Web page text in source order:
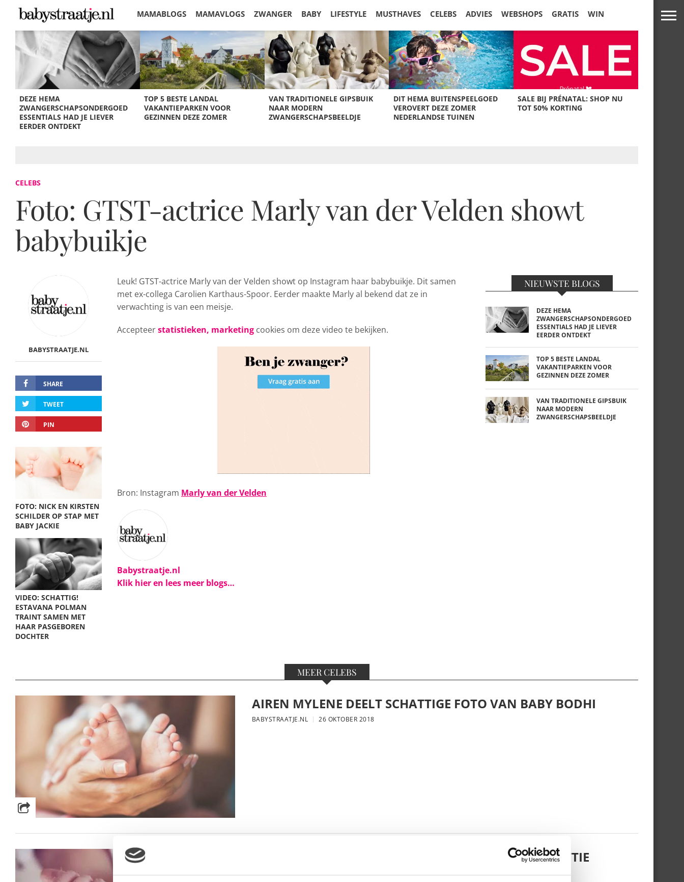
MAMABLOGS MAMAVLOGS ZWANGER BABY LIFESTYLE MUSTHAVES CELEBS ADVIES WEBSHOPS GRATIS WIN
KORTINGEN
DEZE HEMA
ZWANGERSCHAPSONDERGOED
ESSENTIALS HAD JE LIEVER
EERDER ONTDEKT
TOP 5 BESTE LANDAL
VAKANTIEPARKEN VOOR
GEZINNEN DEZE ZOMER
VAN TRADITIONELE GIPSBUIK
NAAR MODERN
ZWANGERSCHAPSBEELDJE
DIT HEMA BUITENSPEELGOED
VEROVERT DEZE ZOMER
NEDERLANDSE TUINEN
SALE BIJ PRÉNATAL: SHOP NU
TOT 50% KORTING
CELEBS
Foto: GTST-actrice Marly van der Velden showt
babybuikje
BABYSTRAATJE.NL
SHARE
TWEET
PIN
FOTO: NICK EN KIRSTEN
SCHILDER OP STAP MET
BABY JACKIE
VIDEO: SCHATTIG!
ESTAVANA POLMAN
TRAINT SAMEN MET
HAAR PASGEBOREN
DOCHTER
Leuk! GTST-actrice Marly van der Velden showt op Instagram haar babybuikje. Dit samen
met ex-collega Carolien Karthaus-Spoor. Eerder maakte Marly al bekend dat ze in
verwachting is van een meisje.
Accepteerstatistieken, marketing cookies om deze video te bekijken.
Bron: Instagram Marly van der Velden
Babystraatje.nl
Klik hier en lees meer blogs…
NIEUWSTE BLOGS
DEZE HEMA
ZWANGERSCHAPSONDERGOED
ESSENTIALS HAD JE LIEVER
EERDER ONTDEKT
TOP 5 BESTE LANDAL
VAKANTIEPARKEN VOOR
GEZINNEN DEZE ZOMER
VAN TRADITIONELE GIPSBUIK
NAAR MODERN
ZWANGERSCHAPSBEELDJE
MEER CELEBS
AIREN MYLENE DEELT SCHATTIGE FOTO VAN BABY BODHI
BABYSTRAATJE.NL 26 OKTOBER 2018
FOTO: SAAR KONINGSBERGER MET DOCHTERTJE SCOTTIE